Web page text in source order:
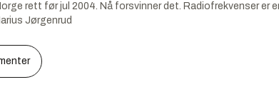
rett før jul 2004. Nå forsvinner det. Radiofrekvenser er
Jørgenrud